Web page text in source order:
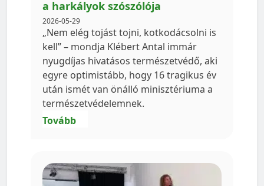
a harkályok szószólója
2026-05-29
„Nem elég tojást tojni, kotkodácsolni is
kell” – mondja Klébert Antal immár
nyugdíjas hivatásos természetvédő, aki
egyre optimistább, hogy 16 tragikus év
után ismét van önálló minisztériuma a
természetvédelemnek.
Tovább